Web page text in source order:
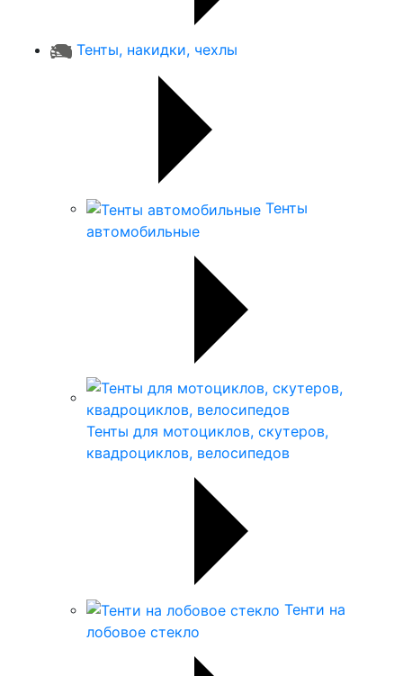
Тенты, накидки, чехлы
Тенты
автомобильные
Тенты для мотоциклов, скутеров,
квадроциклов, велосипедов
Тенти на
лобовое стекло